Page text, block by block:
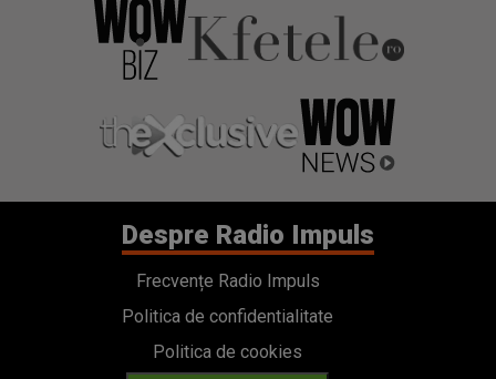
Despre Radio Impuls
Frecvențe Radio Impuls
Politica de confidentialitate
Politica de cookies